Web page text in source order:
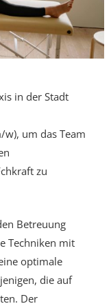
in der Stadt
w), um das Team
zu
Betreuung
Techniken mit
optimale
die auf
Der